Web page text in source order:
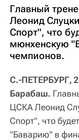
Главный
Леонид
Спорт", что
мюнхенскую
чемпионов.
С.-ПЕТЕРБУРГ,
Барабаш.
ЦСКА Леонид
Спорт", что
"Баварию" в